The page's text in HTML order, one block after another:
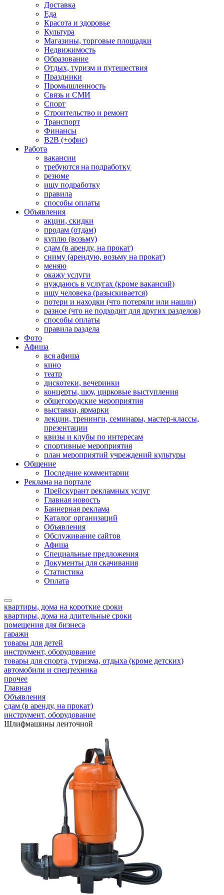
Доставка
Еда
Красота и здоровье
Культура
Магазины, торговые площадки
Недвижимость
Образование
Отдых, туризм и путешествия
Праздники
Промышленность
Связь и СМИ
Спорт
Строительство и ремонт
Транспорт
Финансы
B2B (+офис)
Работа
вакансии
требуются на подработку
резюме
ищу подработку
правила
способы оплаты
Объявления
акции, скидки
продам (отдам)
куплю (возьму)
сдам (в аренду, на прокат)
сниму (арендую, возьму на прокат)
меняю
окажу услуги
нуждаюсь в услугах (кроме вакансий)
ищу человека (разыскивается)
потери и находки (что потеряли или нашли)
разное (что не подходит для других разделов)
способы оплаты
правила раздела
Фото
Афиша
вся афиша
кино
театр
дискотеки, вечеринки
концерты, шоу, цирковые выступления
общегородские мероприятия
выставки, ярмарки
лекции, тренинги, семинары, мастер-классы,
презентации
квизы и клубы по интересам
спортивные мероприятия
план мероприятий учреждений культуры
Общение
Последние комментарии
Реклама на портале
Прейскурант рекламных услуг
Главная новость
Баннерная реклама
Каталог организаций
Объявления
Обслуживание сайтов
Афиша
Специальные предложения
Документы для скачивания
Статистика
Оплата
квартиры, дома на короткие сроки
квартиры, дома на длительные сроки
помещения для бизнеса
гаражи
товары для детей
инструмент, оборудование
товары для спорта, туризма, отдыха (кроме детских)
автомобили и спецтехника
прочее
Главная
Объявления
сдам (в аренду, на прокат)
инструмент, оборудование
Шлифмашины ленточной